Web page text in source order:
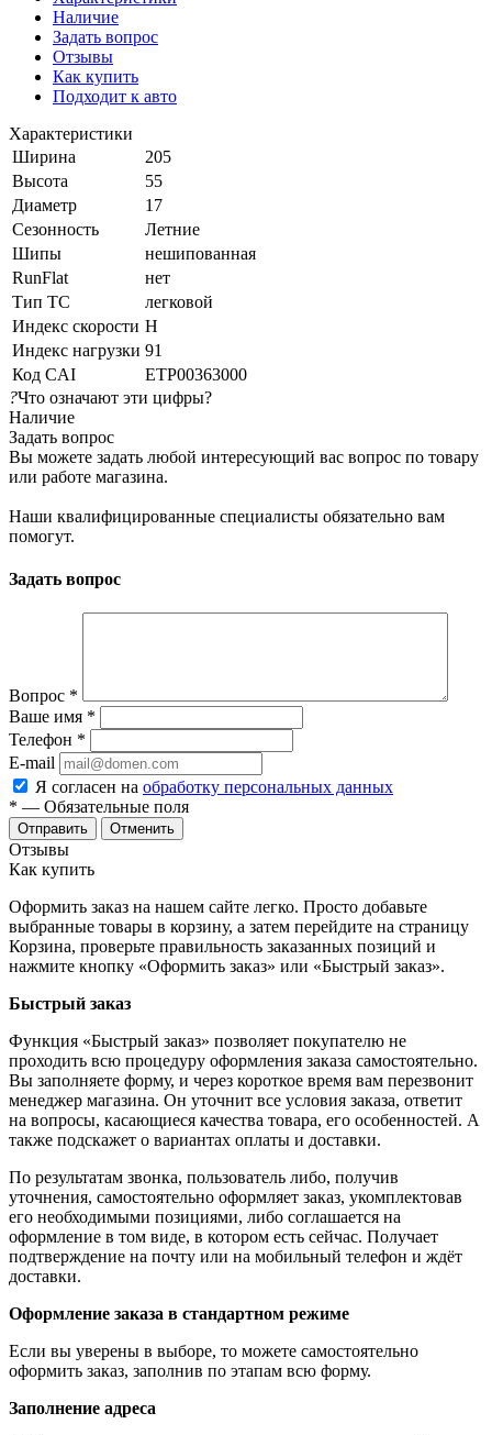
Наличие
Задать вопрос
Отзывы
Как купить
Подходит к авто
Характеристики
Ширина
205
Высота
55
Диаметр
17
Сезонность
Летние
Шипы
нешипованная
RunFlat
нет
Тип ТС
легковой
Индекс скорости H
Индекс нагрузки 91
Код CAI
ETP00363000
?Что означают эти цифры?
Наличие
Задать вопрос
Вы можете задать любой интересующий вас вопрос по товару
или работе магазина.
Наши квалифицированные специалисты обязательно вам
помогут.
Задать вопрос
Вопрос *
Ваше имя *
Телефон *
E-mail
Я согласен на обработку персональных данных
* — Обязательные поля
Отменить
Отзывы
Как купить
Оформить заказ на нашем сайте легко. Просто добавьте
выбранные товары в корзину, а затем перейдите на страницу
Корзина, проверьте правильность заказанных позиций и
нажмите кнопку «Оформить заказ» или «Быстрый заказ».
Быстрый заказ
Функция «Быстрый заказ» позволяет покупателю не
проходить всю процедуру оформления заказа самостоятельно.
Вы заполняете форму, и через короткое время вам перезвонит
менеджер магазина. Он уточнит все условия заказа, ответит
на вопросы, касающиеся качества товара, его особенностей. А
также подскажет о вариантах оплаты и доставки.
По результатам звонка, пользователь либо, получив
уточнения, самостоятельно оформляет заказ, укомплектовав
его необходимыми позициями, либо соглашается на
оформление в том виде, в котором есть сейчас. Получает
подтверждение на почту или на мобильный телефон и ждёт
доставки.
Оформление заказа в стандартном режиме
Если вы уверены в выборе, то можете самостоятельно
оформить заказ, заполнив по этапам всю форму.
Заполнение адреса